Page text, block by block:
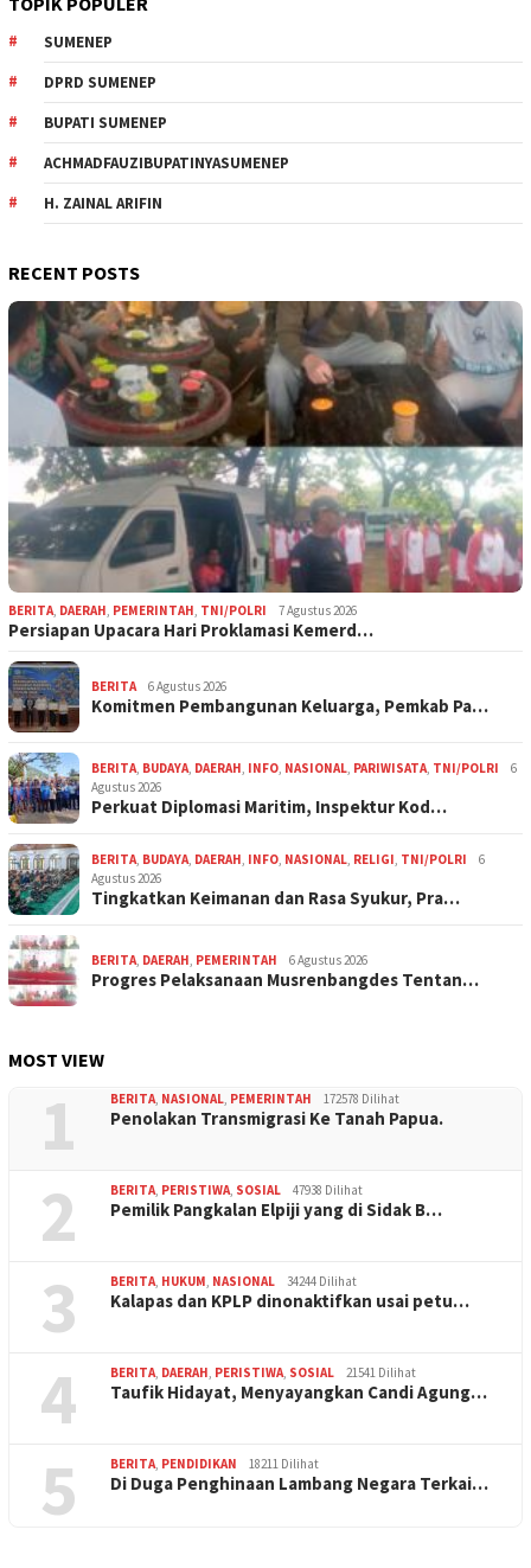
SUMENEP
DPRD SUMENEP
BUPATI SUMENEP
ACHMADFAUZIBUPATINYASUMENEP
H. ZAINAL ARIFIN
RECENT POSTS
BERITA DAERAH PEMERINTAH TNI/POLRI 7 Agustus 2026
Persiapan Upacara Hari Proklamasi Kemerd…
BERITA 6 Agustus 2026
Komitmen Pembangunan Keluarga, Pemkab Pa…
BERITA BUDAYA DAERAH INFO NASIONAL PARIWISATA TNI/POLRI
6
Agustus 2026
Perkuat Diplomasi Maritim, Inspektur Kod…
BERITA BUDAYA DAERAH INFO NASIONAL RELIGI TNI/POLRI
6
Agustus 2026
Tingkatkan Keimanan dan Rasa Syukur, Pra…
BERITA DAERAH PEMERINTAH 6 Agustus 2026
Progres Pelaksanaan Musrenbangdes Tentan…
MOST VIEW
1 BERITA NASIONAL PEMERINTAH 172578 Dilihat
Penolakan Transmigrasi Ke Tanah Papua.
2 BERITA PERISTIWA SOSIAL 47938 Dilihat
Pemilik Pangkalan Elpiji yang di Sidak B…
3 BERITA HUKUM NASIONAL 34244 Dilihat
Kalapas dan KPLP dinonaktifkan usai petu…
4 BERITA DAERAH PERISTIWA SOSIAL 21541 Dilihat
Taufik Hidayat, Menyayangkan Candi Agung…
5 BERITA PENDIDIKAN 18211 Dilihat
Di Duga Penghinaan Lambang Negara Terkai…